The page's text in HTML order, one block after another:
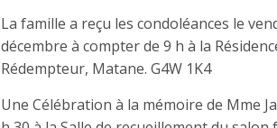
La famille a reçu les condoléances le
décembre à compter de 9 h à la
Rédempteur, Matane. G4W 1K4
Une Célébration à la mémoire de Mme